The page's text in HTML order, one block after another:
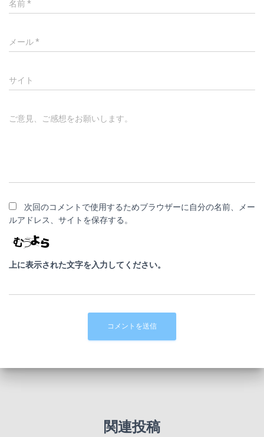
名前*
メール*
サイト
ご意見、ご感想をお願いします。
次回のコメントで使用するためブラウザーに自分の名前、メー
ルアドレス、サイトを保存する。
上に表示された文字を入力してください。
関連投稿